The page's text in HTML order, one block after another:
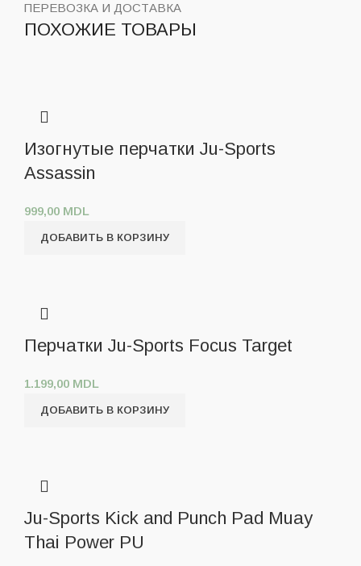
ПЕРЕВОЗКА И ДОСТАВКА
ПОХОЖИЕ ТОВАРЫ
Изогнутые перчатки Ju-Sports
Assassin
999,00 MDL
ДОБАВИТЬ В КОРЗИНУ
Перчатки Ju-Sports Focus Target
1.199,00 MDL
ДОБАВИТЬ В КОРЗИНУ
Ju-Sports Kick and Punch Pad Muay
Thai Power PU